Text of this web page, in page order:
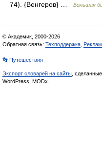
74). {Венгеров} …
Большая
© Академик, 2000-2026
Обратная связь: Техподдержка
👣 Путешествия
Экспорт словарей на сайты ,
WordPress, MODx.